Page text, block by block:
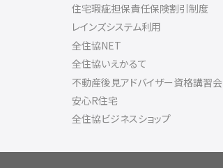
住宅瑕疵担保責任保険割引制度
レインズシステム利用
全住協NET
全住協いえかるて
不動産後見アドバイザー資格講習会
安心R住宅
全住協ビジネスショップ